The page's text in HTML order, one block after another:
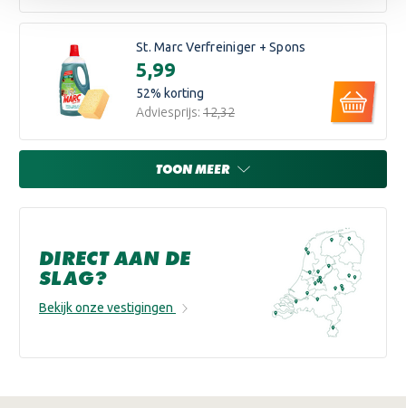
St. Marc Verfreiniger + Spons
€5,99
52% korting
Adviesprijs: €12,32
TOON MEER
DIRECT AAN DE
SLAG?
Bekijk onze vestigingen